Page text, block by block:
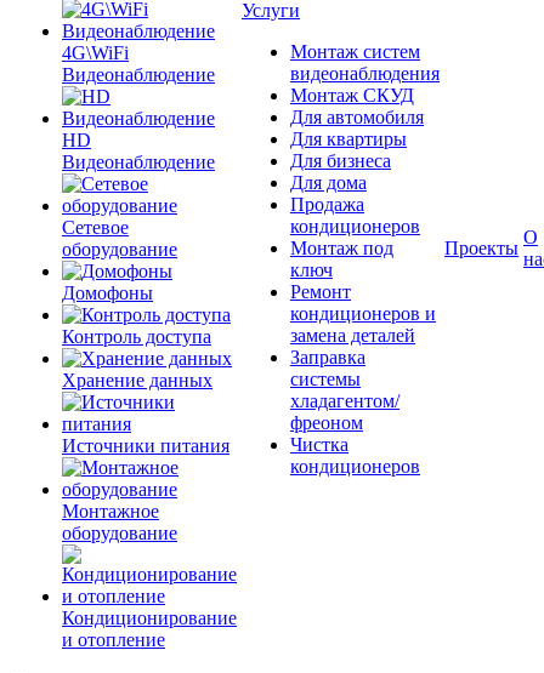
4G\WiFi
Видеонаблюдение
HD
Видеонаблюдение
Сетевое
оборудование
Домофоны
Контроль доступа
Хранение данных
Источники питания
Монтажное
оборудование
Кондиционирование
и отопление
Услуги
Монтаж систем
видеонаблюдения
Монтаж СКУД
Для автомобиля
Для квартиры
Для бизнеса
Для дома
Продажа
кондиционеров
Монтаж под
ключ
Ремонт
кондиционеров и
замена деталей
Заправка
системы
хладагентом/
фреоном
Чистка
кондиционеров
Проекты
О